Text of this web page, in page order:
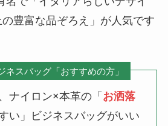
豊富な品ぞろえ」が人気です
ネスバッグ「おすすめの方」
ナイロン×本革の「 お洒落
い」ビジネスバッグがいい